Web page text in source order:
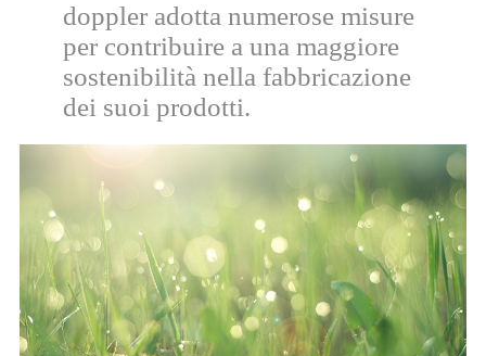
doppler adotta numerose misure
per contribuire a una maggiore
sostenibilità nella fabbricazione
dei suoi prodotti.